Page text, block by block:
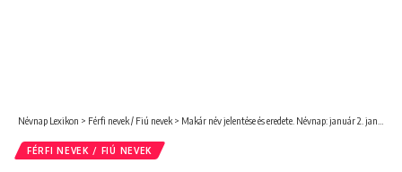
Névnap Lexikon > Férfi nevek / Fiú nevek > Makár név jelentése és eredete. Névnap: január 2. január 15.
FÉRFI NEVEK / FIÚ NEVEK